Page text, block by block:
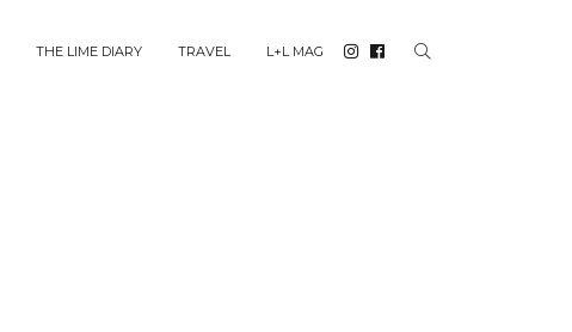
THE LIME DIARY TRAVEL L+L MAG